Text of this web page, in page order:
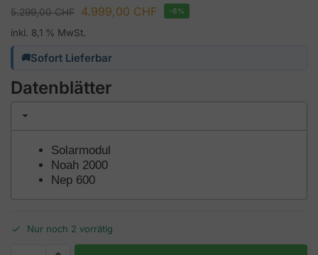
5.299,00CHF 4.999,00 CHF -6%
inkl. 8,1 % MwSt.
🚚Sofort Lieferbar
Datenblätter
Solarmodul
Noah 2000
Nep 600
Nur noch 2 vorrätig